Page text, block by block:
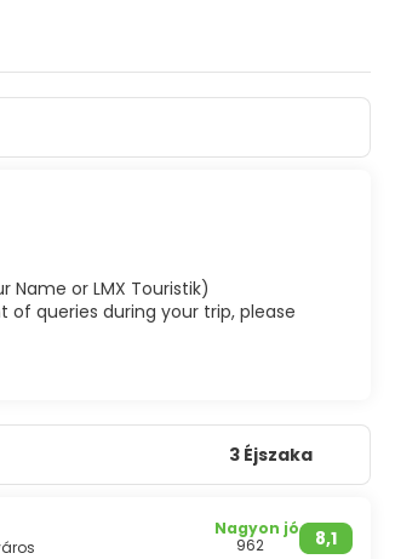
Az ételek egyedülálló keveréke a
az ősi templomoktól a modern
or LMX Touristik)
queries during your trip, please
3 Éjszaka
8,1
Nagyon jó
962